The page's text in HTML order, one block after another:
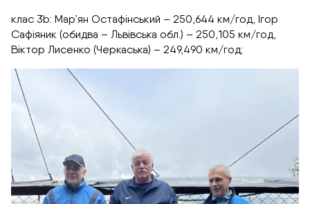
клас 3b: Мар’ян Остафінський – 250,644 км/год, Ігор
Сафіяник (обидва – Львівська обл.) – 250,105 км/год,
Віктор Лисенко (Черкаська) – 249,490 км/год;